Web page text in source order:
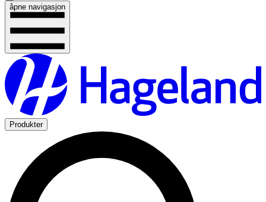
åpne navigasjon
Produkter